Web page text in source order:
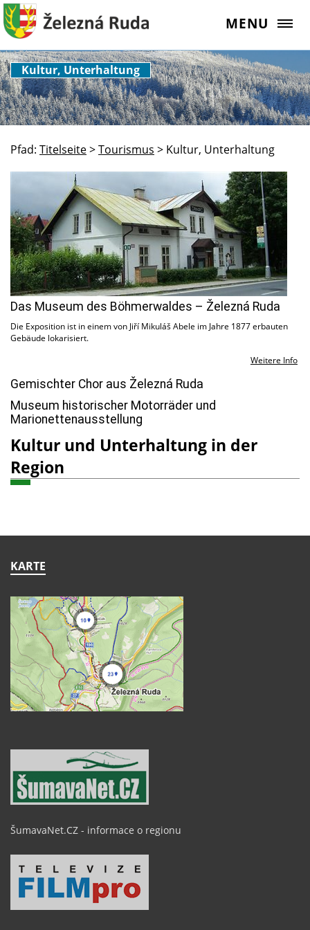
MENU
Kultur, Unterhaltung
Pfad: Titelseite>Tourismus > Kultur, Unterhaltung
Das Museum des Böhmerwaldes – Železná Ruda
Die Exposition ist in einem von Jiří Mikuláš Abele im Jahre 1877 erbauten
Gebäude lokarisiert.
Weitere Info
Gemischter Chor aus Železná Ruda
Museum historischer Motorräder und
Marionettenausstellung
Kultur und Unterhaltung in der
Region
KARTE
ŠumavaNet.CZ - informace o regionu